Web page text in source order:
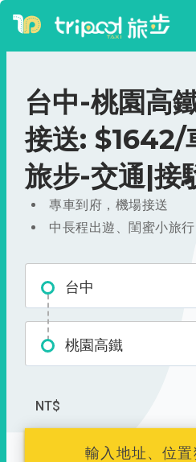
台中-桃園高
接送:
旅步-交通|接
專車到府，機場接送
中長程出遊、閨蜜小旅
台中
桃園高鐵
NT$
輸入地址、位